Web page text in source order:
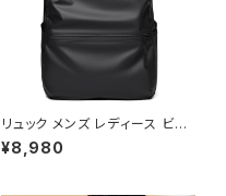
リュック メンズ レディース ビジ
ネスリュック バックパック 防水
リュック 大容量 PCリュック 通
¥8,980